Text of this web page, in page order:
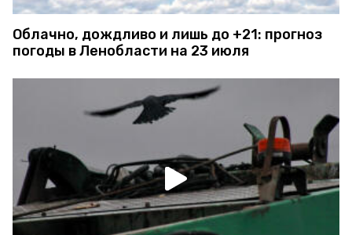
Облачно, дождливо и лишь до +21: прогноз
погоды в Ленобласти на 23 июля